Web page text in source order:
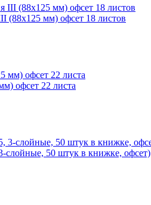
(88x125 мм) офсет 18 листов
офсет 22 листа
слойные, 50 штук в книжке, офсет)